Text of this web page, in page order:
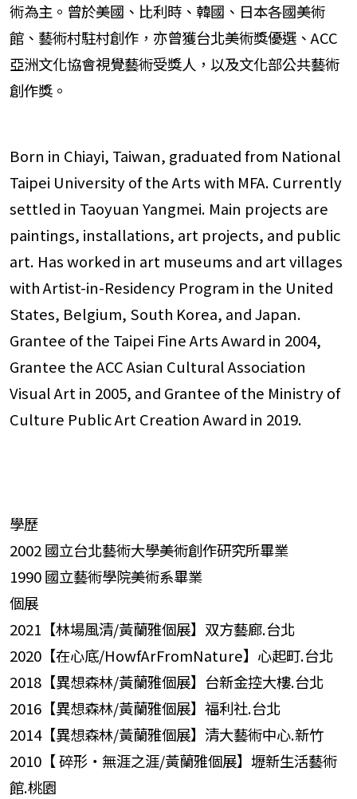
術為主。曾於美國、比利時、韓國、日本各國美術
館、藝術村駐村創作，亦曾獲台北美術獎優選、ACC
亞洲文化協會視覺藝術受獎人，以及文化部公共藝術
創作獎。
Born in Chiayi, Taiwan, graduated from National
Taipei University of the Arts with MFA. Currently
settled in Taoyuan Yangmei. Main projects are
paintings, installations, art projects, and public
art. Has worked in art museums and art villages
with Artist-in-Residency Program in the United
States, Belgium, South Korea, and Japan.
Grantee of the Taipei Fine Arts Award in 2004,
Grantee the ACC Asian Cultural Association
Visual Art in 2005, and Grantee of the Ministry of
Culture Public Art Creation Award in 2019.
學歷
2002 國立台北藝術大學美術創作研究所畢業
1990 國立藝術學院美術系畢業
個展
2021【林場風清/黃蘭雅個展】双方藝廊.台北
2020【在心底/HowfArFromNature】心起町.台北
2018【異想森林/黃蘭雅個展】台新金控大樓.台北
2016【異想森林/黃蘭雅個展】福利社.台北
2014【異想森林/黃蘭雅個展】清大藝術中心.新竹
2010【 碎形‧無涯之涯/黃蘭雅個展】壢新生活藝術
館.桃園